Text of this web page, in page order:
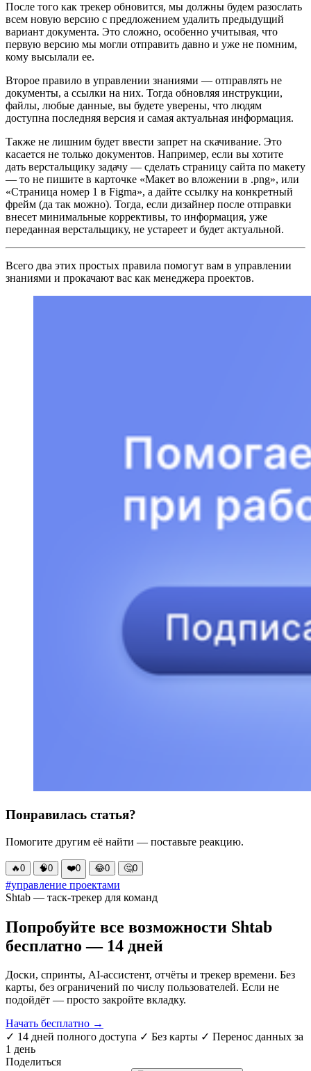
После того как трекер обновится, мы должны будем разослать
всем новую версию с предложением удалить предыдущий
вариант документа. Это сложно, особенно учитывая, что
первую версию мы могли отправить давно и уже не помним,
кому высылали ее.
Второе правило в управлении знаниями — отправлять не
документы, а ссылки на них. Тогда обновляя инструкции,
файлы, любые данные, вы будете уверены, что людям
доступна последняя версия и самая актуальная информация.
Также не лишним будет ввести запрет на скачивание. Это
касается не только документов. Например, если вы хотите
дать верстальщику задачу — сделать страницу сайта по макету
— то не пишите в карточке «Макет во вложении в .png», или
«Страница номер 1 в Figma», а дайте ссылку на конкретный
фрейм (да так можно). Тогда, если дизайнер после отправки
внесет минимальные коррективы, то информация, уже
переданная верстальщику, не устареет и будет актуальной.
Всего два этих простых правила помогут вам в управлении
знаниями и прокачают вас как менеджера проектов.
Понравилась статья?
Помогите другим её найти — поставьте реакцию.
🔥0 🧠0 ❤️0 😂0 🤔0
#управление проектами
Shtab — таск-трекер для команд
Попробуйте все возможности Shtab
бесплатно — 14 дней
Доски, спринты, AI-ассистент, отчёты и трекер времени. Без
карты, без ограничений по числу пользователей. Если не
подойдёт — просто закройте вкладку.
Начать бесплатно →
✓ 14 дней полного доступа ✓ Без карты ✓ Перенос данных за
1 день
Поделиться